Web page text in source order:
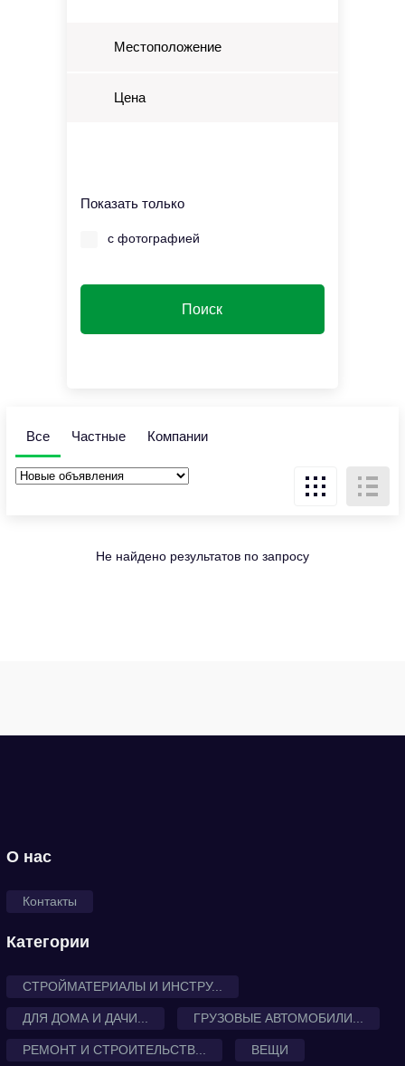
Местоположение
Цена
Показать только
с фотографией
Все Частные Компании
Не найдено результатов по запросу
О нас
Контакты
Категории
СТРОЙМАТЕРИАЛЫ И ИНСТРУ...
ДЛЯ ДОМА И ДАЧИ... ГРУЗОВЫЕ АВТОМОБИЛИ...
РЕМОНТ И СТРОИТЕЛЬСТВ... ВЕЩИ